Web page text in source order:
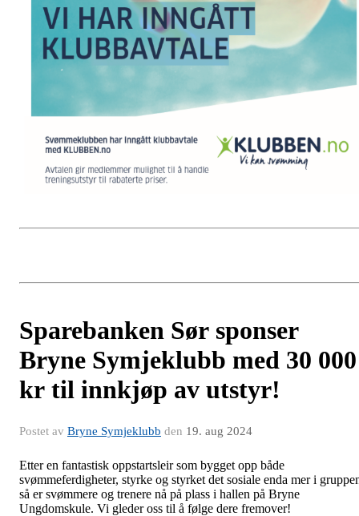
Sparebanken Sør sponser
Bryne Symjeklubb med 30 000
kr til innkjøp av utstyr!
Postet av Bryne Symjeklubb den 19. aug 2024
Etter en fantastisk oppstartsleir som bygget opp både
svømmeferdigheter, styrke og styrket det sosiale enda mer i
så er svømmere og trenere nå på plass i hallen på Bryne
Ungdomskule. Vi gleder oss til å følge dere fremover!